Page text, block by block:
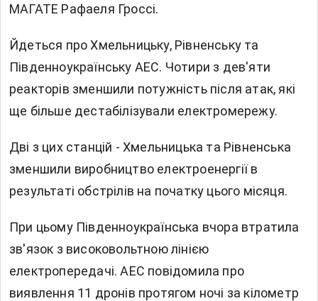
МАГАТЕ Рафаеля Гроссі.
Йдеться про Хмельницьку, Рівненську та
Південноукраїнську АЕС. Чотири з дев'яти
реакторів зменшили потужність після атак, які
ще більше дестабілізували електромережу.
Дві з цих станцій - Хмельницька та Рівненська
зменшили виробництво електроенергії в
результаті обстрілів на початку цього місяця.
При цьому Південноукраїнська вчора втратила
зв'язок з високовольтною лінією
електропередачі. АЕС повідомила про
виявлення 11 дронів протягом ночі за кілометр